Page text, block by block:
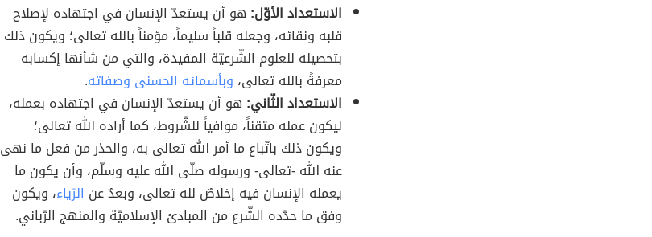
الاستعداد الأوّل: هو أن يستعدّ الإنسان في اجتهاده لإصلاح
قلبه ونقائه، وجعله قلباً سليماً، مؤمناً بالله تعالى؛ ويكون ذلك
بتحصيله للعلوم الشّرعيّة المفيدة، والتي من شأنها إكسابه
معرفةً بالله تعالى، وبأسمائه الحسنى وصفاته.
الاستعداد الثّاني: هو أن يستعدّ الإنسان في اجتهاده بعمله،
ليكون عمله متقناً، موافياً للشّروط، كما أراده الله تعالى؛
ويكون ذلك باتّباع ما أمر الله تعالى به، والحذر من فعل ما نهى
عنه الله -تعالى- ورسوله صلّى الله عليه وسلّم، وأن يكون ما
يعمله الإنسان فيه إخلاصٌ لله تعالى، وبعدٌ عن الرّياء، ويكون
وفق ما حدّده الشّرع من المبادئ الإسلاميّة والمنهج الرّباني.